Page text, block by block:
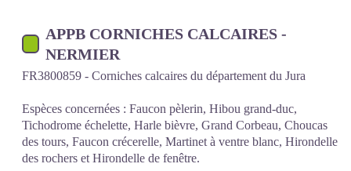
APPB CORNICHES CALCAIRES -
NERMIER
FR3800859 - Corniches calcaires du département du Jura
Espèces concernées : Faucon pèlerin, Hibou grand-duc,
Tichodrome échelette, Harle bièvre, Grand Corbeau, Choucas
des tours, Faucon crécerelle, Martinet à ventre blanc, Hirondelle
des rochers et Hirondelle de fenêtre.